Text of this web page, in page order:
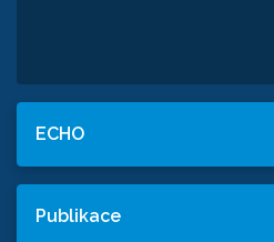
ECHO
Publikace